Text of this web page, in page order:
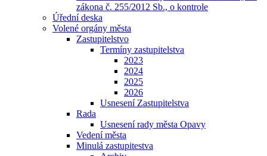
zákona č. 255/2012 Sb., o kontrole
Úřední deska
Volené orgány města
Zastupitelstvo
Termíny zastupitelstva
2023
2024
2025
2026
Usnesení Zastupitelstva
Rada
Usnesení rady města Opavy
Vedení města
Minulá zastupitestva